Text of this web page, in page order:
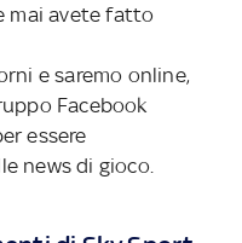
mai avete fatto
e saremo online,
Facebook
essere
news di gioco.